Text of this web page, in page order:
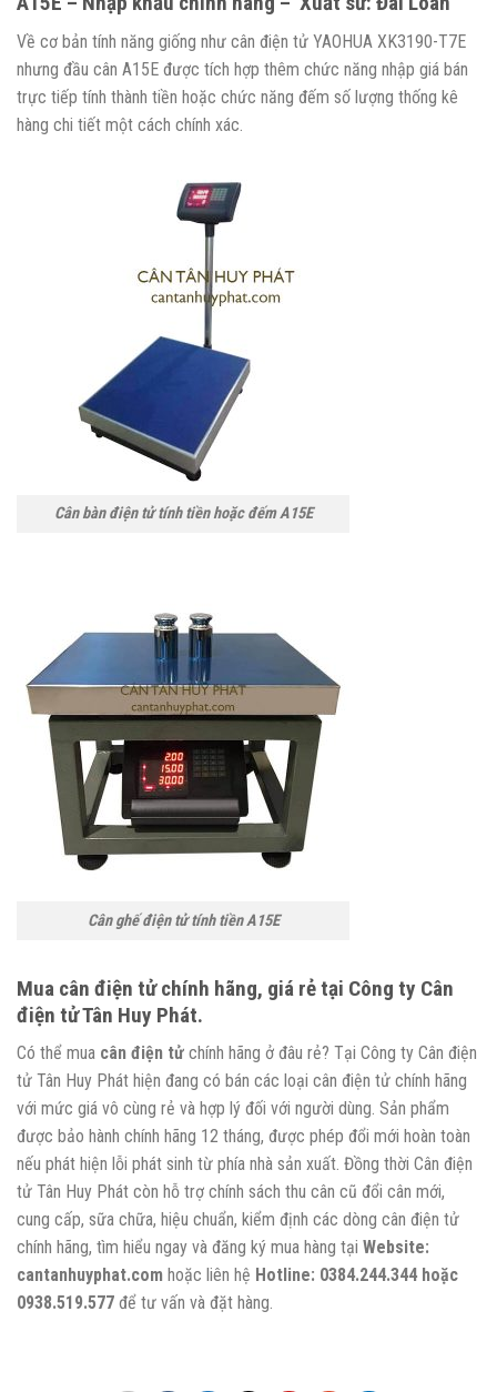
Về cơ bản tính năng giống như cân điện tử YAOHUA XK3190-T7E
nhưng đầu cân A15E được tích hợp thêm chức năng nhập giá bán
trực tiếp tính thành tiền hoặc chức năng đếm số lượng thống kê
hàng chi tiết một cách chính xác.
Cân bàn điện tử tính tiền hoặc đếm A15E
Cân ghế điện tử tính tiền A15E
Mua cân điện tử chính hãng, giá rẻ tại Công ty Cân
điện tử Tân Huy Phát.
Có thể mua cân điện tử chính hãng ở đâu rẻ? Tại Công ty Cân điện
tử Tân Huy Phát hiện đang có bán các loại cân điện tử chính hãng
với mức giá vô cùng rẻ và hợp lý đối với người dùng. Sản phẩm
được bảo hành chính hãng 12 tháng, được phép đổi mới hoàn toàn
nếu phát hiện lỗi phát sinh từ phía nhà sản xuất. Đồng thời Cân điện
tử Tân Huy Phát còn hỗ trợ chính sách thu cân cũ đổi cân mới,
cung cấp, sữa chữa, hiệu chuẩn, kiểm định các dòng cân điện tử
chính hãng, tìm hiểu ngay và đăng ký mua hàng tại Website:
cantanhuyphat.com hoặc liên hệ Hotline: 0384.244.344 hoặc
0938.519.577 để tư vấn và đặt hàng.